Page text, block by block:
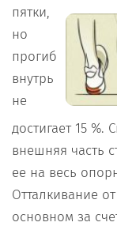
пятки,
но
прогиб
внутрь
не
достигает 15 %.
внешняя часть
ее на весь
Отталкивание
основном за